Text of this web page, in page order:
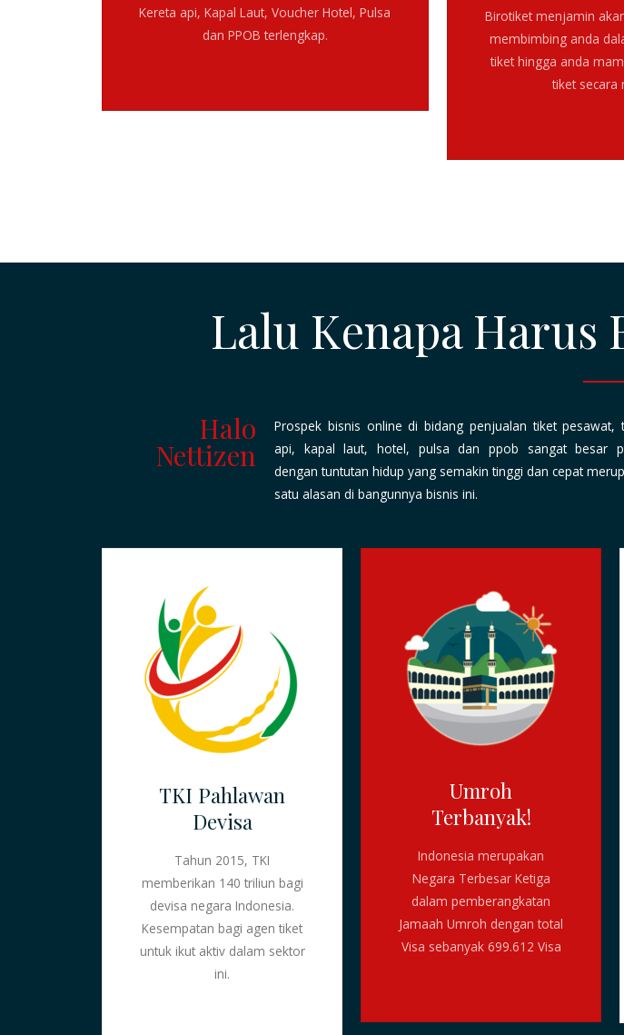
Kereta api, Kapal Laut, Voucher Hotel, Pulsa
dan PPOB terlengkap.
Birotiket menjamin
membimbing anda
tikethingga anda
tiket secara
Lalu Kenapa Harus
Halo
Nettizen
Prospek bisnis online di bidang penjualantiket pesawat,
api, kapal laut, hotel, pulsa dan ppob sangat besar
dengan tuntutan hidup yang semakin tinggi dan cepat
satu alasan di bangunnya bisnis ini.
TKI Pahlawan
Devisa
Tahun 2015, TKI
memberikan 140 triliun bagi
devisa negara Indonesia.
Kesempatan bagi agen tiket
untuk ikut aktiv dalam sektor
ini.
Umroh
Terbanyak!
Indonesia merupakan
Negara Terbesar Ketiga
dalam pemberangkatan
Jamaah Umroh dengan total
Visa sebanyak 699.612 Visa